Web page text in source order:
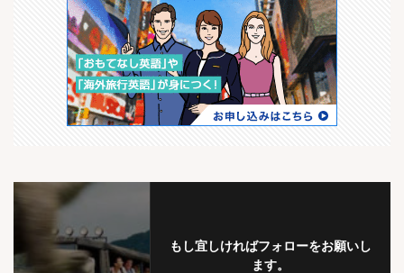
もし宜しければフォローをお願いし
ます。